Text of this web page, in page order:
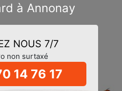
à Annonay
NOUS 7/7
non surtaxé
14 76 17